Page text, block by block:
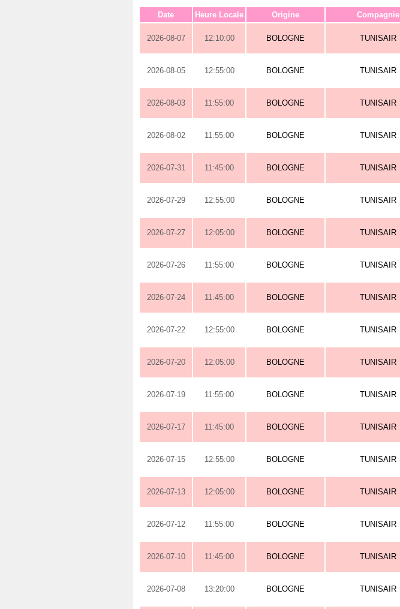
Date Heure Locale Origine Compagnie
2026-08-07 12:10:00 BOLOGNE TUNISAIR
2026-08-05 12:55:00 BOLOGNE TUNISAIR
2026-08-03 11:55:00 BOLOGNE TUNISAIR
2026-08-02 11:55:00 BOLOGNE TUNISAIR
2026-07-31 11:45:00 BOLOGNE TUNISAIR
2026-07-29 12:55:00 BOLOGNE TUNISAIR
2026-07-27 12:05:00 BOLOGNE TUNISAIR
2026-07-26 11:55:00 BOLOGNE TUNISAIR
2026-07-24 11:45:00 BOLOGNE TUNISAIR
2026-07-22 12:55:00 BOLOGNE TUNISAIR
2026-07-20 12:05:00 BOLOGNE TUNISAIR
2026-07-19 11:55:00 BOLOGNE TUNISAIR
2026-07-17 11:45:00 BOLOGNE TUNISAIR
2026-07-15 12:55:00 BOLOGNE TUNISAIR
2026-07-13 12:05:00 BOLOGNE TUNISAIR
2026-07-12 11:55:00 BOLOGNE TUNISAIR
2026-07-10 11:45:00 BOLOGNE TUNISAIR
2026-07-08 13:20:00 BOLOGNE TUNISAIR